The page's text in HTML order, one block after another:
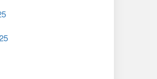
ই-বাংলা গোল্ডেন অ্যাওয়ার্ড
এ সম্মানিত পরিচালক ইমন